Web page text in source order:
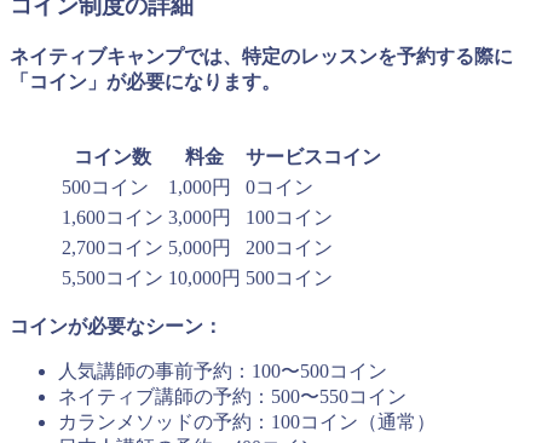
コイン制度の詳細
ネイティブキャンプでは、特定のレッスンを予約する際に
「コイン」が必要になります。
コイン数 料金
サービスコイン
500コイン
1,000円
0コイン
1,600コイン 3,000円
100コイン
2,700コイン 5,000円
200コイン
5,500コイン 10,000円 500コイン
コインが必要なシーン：
人気講師の事前予約：100〜500コイン
ネイティブ講師の予約：500〜550コイン
カランメソッドの予約：100コイン（通常）